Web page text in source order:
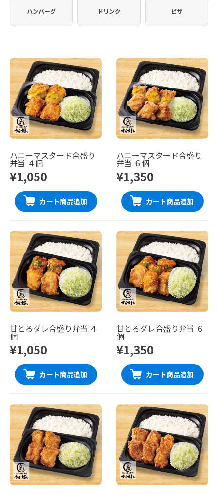
ハンバーグ ドリンク ピザ
ハニーマスタード合盛り
弁当 ４個
¥1,050
カート商品追加
ハニーマスタード合盛り
弁当 ６個
¥1,350
カート商品追加
甘とろダレ合盛り弁当 ４
個
¥1,050
カート商品追加
甘とろダレ合盛り弁当 ６
個
¥1,350
カート商品追加